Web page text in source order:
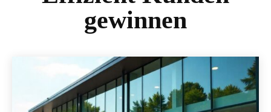
gewinnen